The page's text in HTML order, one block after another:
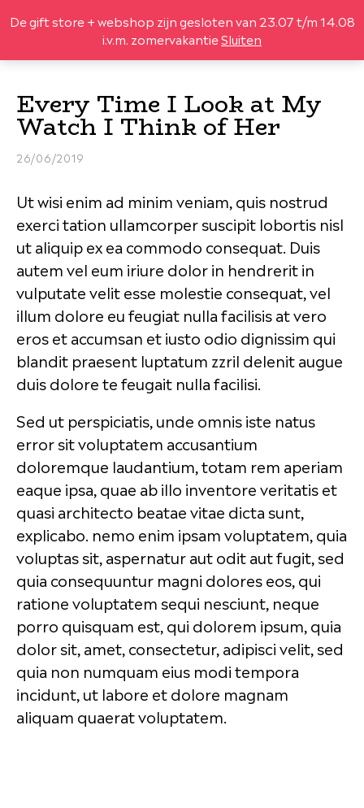
DESIGN
LEGO® SETS
LIFESTYLE
LEKKER
GIFTBOX
OVER
Every Time I Look at My
Watch I Think of Her
26/06/2019
Ut wisi enim ad minim veniam, quis nostrud
exerci tation ullamcorper suscipit lobortis nisl
ut aliquip ex ea commodo consequat. Duis
autem vel eum iriure dolor in hendrerit in
vulputate velit esse molestie consequat, vel
illum dolore eu feugiat nulla facilisis at vero
eros et accumsan et iusto odio dignissim qui
blandit praesent luptatum zzril delenit augue
duis dolore te feugait nulla facilisi.
Sed ut perspiciatis, unde omnis iste natus
error sit voluptatem accusantium
doloremque laudantium, totam rem aperiam
eaque ipsa, quae ab illo inventore veritatis et
quasi architecto beatae vitae dicta sunt,
explicabo. nemo enim ipsam voluptatem, quia
voluptas sit, aspernatur aut odit aut fugit, sed
quia consequuntur magni dolores eos, qui
ratione voluptatem sequi nesciunt, neque
porro quisquam est, qui dolorem ipsum, quia
dolor sit, amet, consectetur, adipisci velit, sed
quia non numquam eius modi tempora
incidunt, ut labore et dolore magnam
aliquam quaerat voluptatem.
De gift store + webshop zijn gesloten van 23.07 t/m 14.08
i.v.m. zomervakantieSluiten